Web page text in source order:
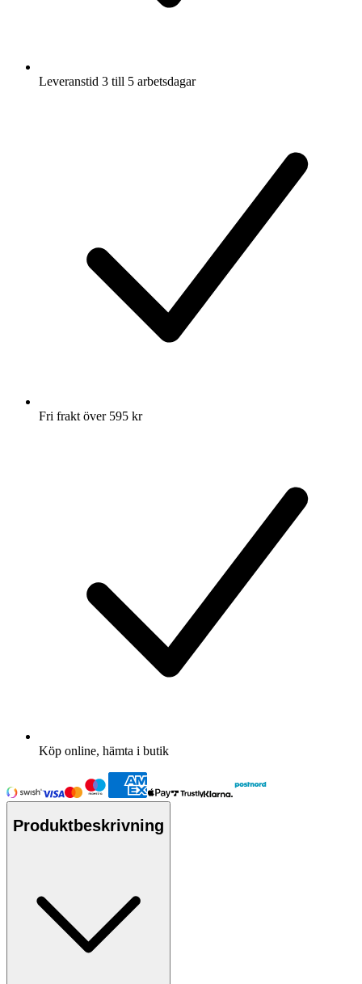
Leveranstid 3 till 5 arbetsdagar
Fri frakt över 595 kr
Köp online, hämta i butik
Produktbeskrivning